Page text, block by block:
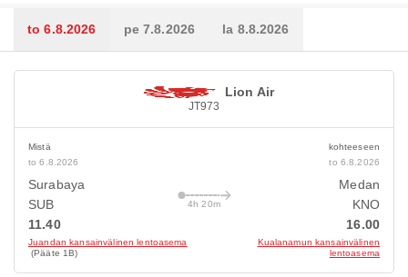
to 6.8.2026 pe 7.8.2026 la 8.8.2026
Lion Air
JT973
Mistä
to 6.8.2026
Surabaya
SUB
11.40
Juandan kansainvälinen lentoasema
(Pääte 1B)
4h 20m
kohteeseen
to 6.8.2026
Medan
KNO
16.00
Kualanamun kansainvälinen
lentoasema